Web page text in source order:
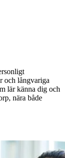
och långvariga
lär känna dig och
nära både